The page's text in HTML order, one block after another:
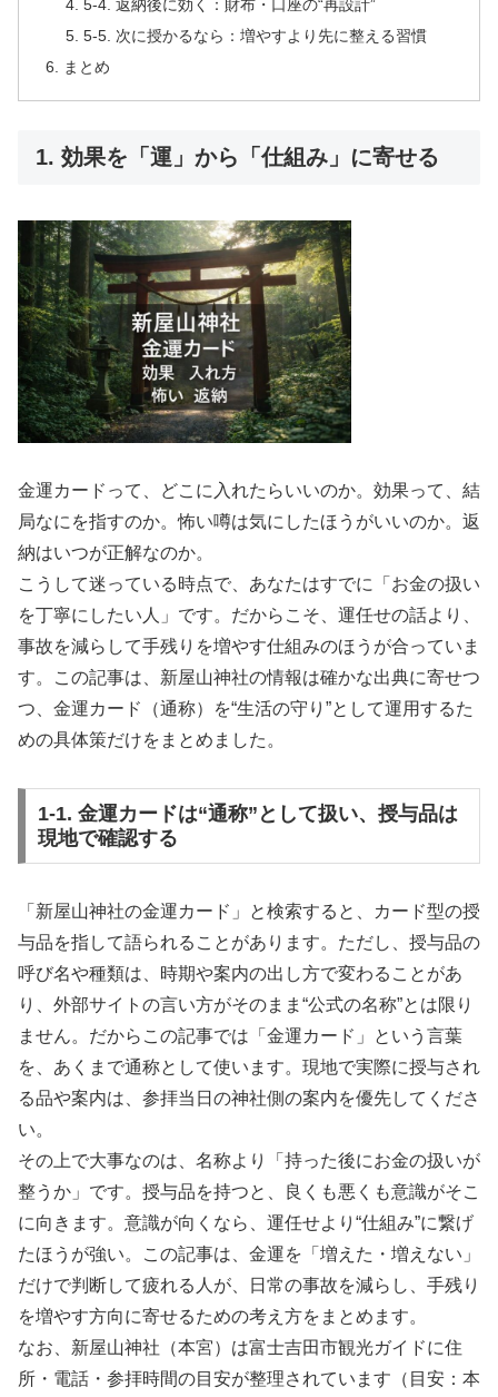
5-4. 返納後に効く：財布・口座の“再設計”
5-5. 次に授かるなら：増やすより先に整える習慣
まとめ
1. 効果を「運」から「仕組み」に寄せる
金運カードって、どこに入れたらいいのか。効果って、結
局なにを指すのか。怖い噂は気にしたほうがいいのか。返
納はいつが正解なのか。
こうして迷っている時点で、あなたはすでに「お金の扱い
を丁寧にしたい人」です。だからこそ、運任せの話より、
事故を減らして手残りを増やす仕組みのほうが合っていま
す。この記事は、新屋山神社の情報は確かな出典に寄せつ
つ、金運カード（通称）を“生活の守り”として運用するた
めの具体策だけをまとめました。
1-1. 金運カードは“通称”として扱い、授与品は
現地で確認する
「新屋山神社の金運カード」と検索すると、カード型の授
与品を指して語られることがあります。ただし、授与品の
呼び名や種類は、時期や案内の出し方で変わることがあ
り、外部サイトの言い方がそのまま“公式の名称”とは限り
ません。だからこの記事では「金運カード」という言葉
を、あくまで通称として使います。現地で実際に授与され
る品や案内は、参拝当日の神社側の案内を優先してくださ
い。
その上で大事なのは、名称より「持った後にお金の扱いが
整うか」です。授与品を持つと、良くも悪くも意識がそこ
に向きます。意識が向くなら、運任せより“仕組み”に繋げ
たほうが強い。この記事は、金運を「増えた・増えない」
だけで判断して疲れる人が、日常の事故を減らし、手残り
を増やす方向に寄せるための考え方をまとめます。
なお、新屋山神社（本宮）は富士吉田市観光ガイドに住
所・電話・参拝時間の目安が整理されています（目安：本